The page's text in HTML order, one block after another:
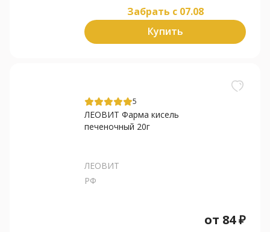
Забрать c 07.08
Купить
5
ЛЕОВИТ Фарма кисель
печеночный 20г
ЛЕОВИТ
РФ
от 84₽